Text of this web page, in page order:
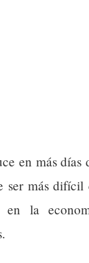
en más
más
en la